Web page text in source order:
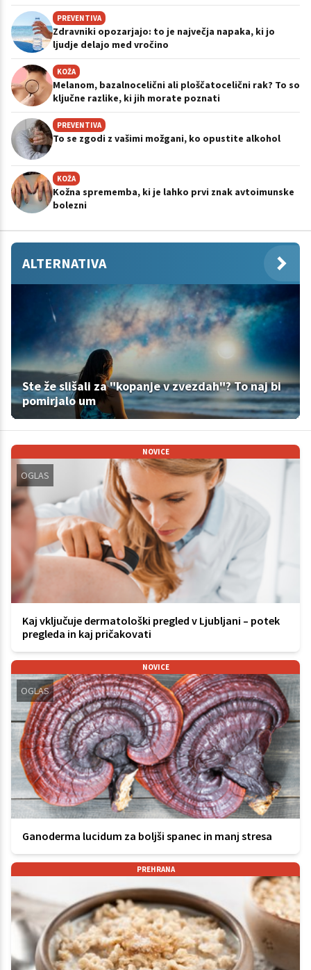
PREVENTIVA
Zdravniki opozarjajo: to je največja napaka, ki jo
ljudje delajo med vročino
KOŽA
Melanom, bazalnocelični ali ploščatocelični rak? To so
ključne razlike, ki jih morate poznati
PREVENTIVA
To se zgodi z vašimi možgani, ko opustite alkohol
KOŽA
Kožna sprememba, ki je lahko prvi znak avtoimunske
bolezni
ALTERNATIVA
Ste že slišali za "kopanje v zvezdah"? To naj bi
pomirjalo um
NOVICE
OGLAS
Kaj vključuje dermatološki pregled v Ljubljani – potek
pregleda in kaj pričakovati
NOVICE
OGLAS
Ganoderma lucidum za boljši spanec in manj stresa
PREHRANA